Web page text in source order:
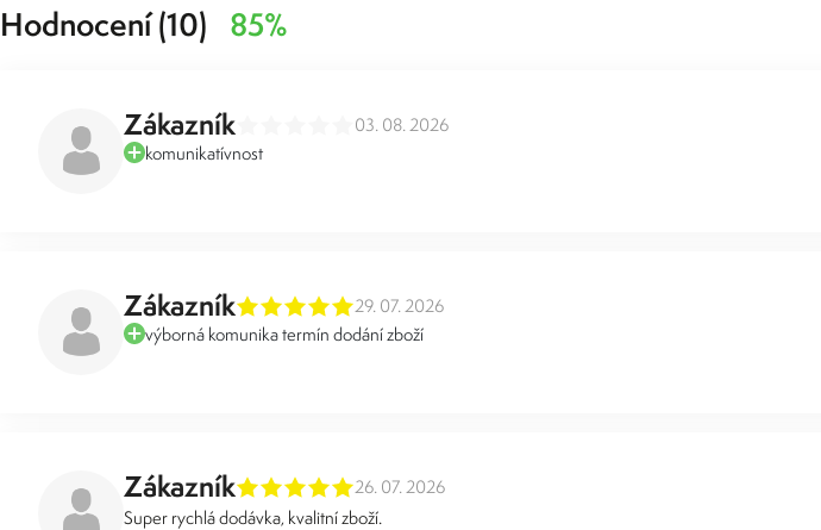
Hodnocení (10) 85%
Zákazník 03. 08. 2026
komunikatívnost
Zákazník 29. 07. 2026
výborná komunika termín dodání zboží
Zákazník 26. 07. 2026
Super rychlá dodávka, kvalitní zboží.